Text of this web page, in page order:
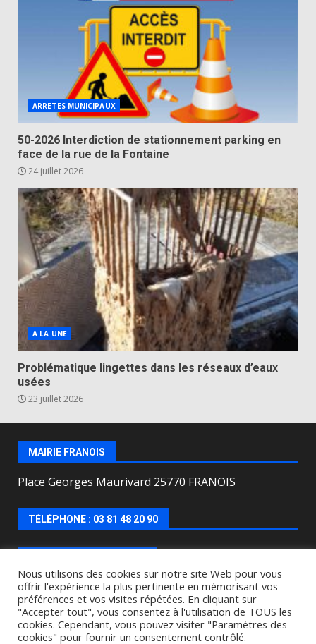
ARRETES MUNICIPAUX
50-2026 Interdiction de stationnement parking en
face de la rue de la Fontaine
24 juillet 2026
A LA UNE
Problématique lingettes dans les réseaux d’eaux
usées
23 juillet 2026
MAIRIE FRANOIS
Place Georges Maurivard 25770 FRANOIS
TÉLÉPHONE : 03 81 48 20 90
Lundi, mercredi, jeudi, vendredi de : 8h00 à 12h00 et
le Mardi de 9h00 à 12h00 et de 16h30 à 18h30.
Nous utilisons des cookies sur notre site Web pour vous
offrir l'expérience la plus pertinente en mémorisant vos
préférences et vos visites répétées. En cliquant sur
"Accepter tout", vous consentez à l'utilisation de TOUS les
cookies. Cependant, vous pouvez visiter "Paramètres des
cookies" pour fournir un consentement contrôlé.